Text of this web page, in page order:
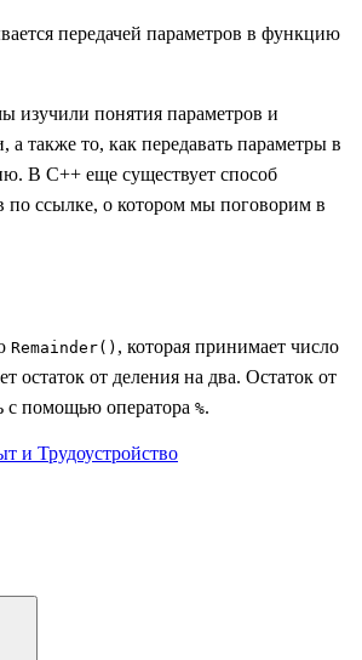
передачей параметров в функцию
изучили понятия параметров и
а также то, как передавать параметры в
В C++ еще существует способ
по ссылке, о котором мы поговорим в
Remainder() , которая принимает число
остаток от деления на два. Остаток от
с помощью оператора %.
и Трудоустройство